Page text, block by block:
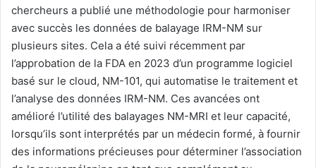
chercheurs a publié une méthodologie pour harmoniser
avec succès les données de balayage IRM-NM sur
plusieurs sites. Cela a été suivi récemment par
l’approbation de la FDA en 2023 d’un programme logiciel
basé sur le cloud, NM-101, qui automatise le traitement et
l’analyse des données IRM-NM. Ces avancées ont
amélioré l’utilité des balayages NM-MRI et leur capacité,
lorsqu’ils sont interprétés par un médecin formé, à fournir
des informations précieuses pour déterminer l’association